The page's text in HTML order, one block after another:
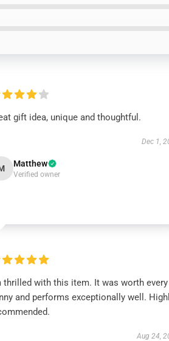
gift idea, unique and thoughtful.
Dec 1,
Matthew
Verified owner
thrilled with this item. It was worth every
and performs exceptionally well.
Aug 24,